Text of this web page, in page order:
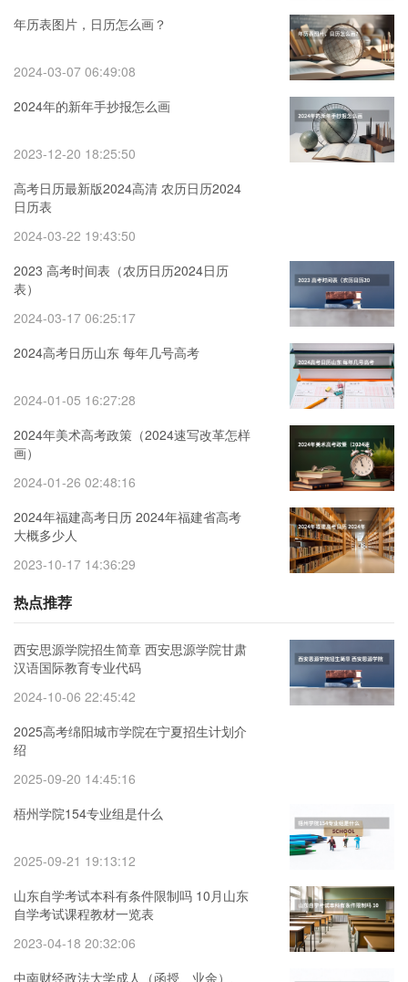
年历表图片，日历怎么画？
2024-03-07 06:49:08
2024年的新年手抄报怎么画
2023-12-20 18:25:50
高考日历最新版2024高清 农历日历2024
日历表
2024-03-22 19:43:50
2023 高考时间表（农历日历2024日历
表）
2024-03-17 06:25:17
2024高考日历山东 每年几号高考
2024-01-05 16:27:28
2024年美术高考政策（2024速写改革怎样
画）
2024-01-26 02:48:16
2024年福建高考日历 2024年福建省高考
大概多少人
2023-10-17 14:36:29
热点推荐
西安思源学院招生简章 西安思源学院甘肃
汉语国际教育专业代码
2024-10-06 22:45:42
2025高考绵阳城市学院在宁夏招生计划介
绍
2025-09-20 14:45:16
梧州学院154专业组是什么
2025-09-21 19:13:12
山东自学考试本科有条件限制吗 10月山东
自学考试课程教材一览表
2023-04-18 20:32:06
中南财经政法大学成人（函授、业余）、